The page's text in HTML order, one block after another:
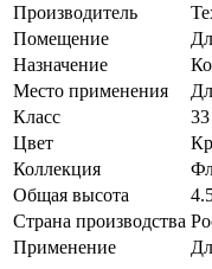
Производитель
Помещение
Назначение
Место применения
Класс
33
Цвет
Коллекция
Общая высота
Страна производства
Применение